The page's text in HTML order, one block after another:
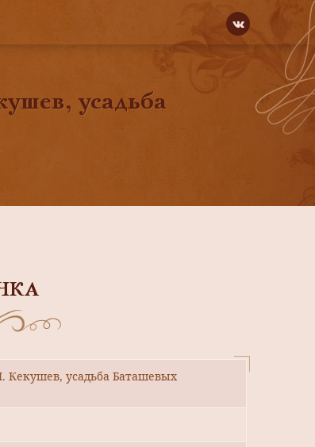
усадьба
Кекушев, усадьба Баташевых